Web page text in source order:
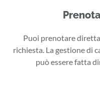
Puoi prenotare
richiesta. La gestione di
può essere fatta